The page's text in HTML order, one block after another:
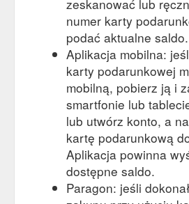
zeskanować lub
numer karty
podać aktualne saldo.
Aplikacja mobilna:
karty podarunkowej
mobilną, pobierz ją i
smartfonie lub
lub utwórz konto, a
kartę podarunkową
Aplikacja powinna
dostępne saldo.
Paragon: jeśli